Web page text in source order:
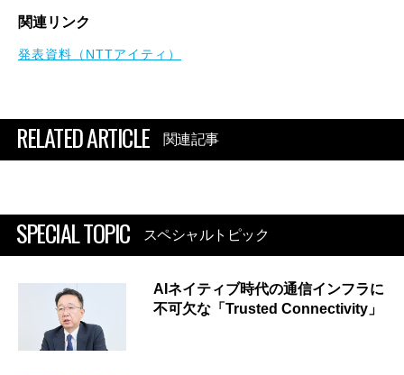
関連リンク
発表資料（NTTアイティ）
RELATED ARTICLE 関連記事
SPECIAL TOPIC スペシャルトピック
AIネイティブ時代の通信インフラに
不可欠な「Trusted Connectivity」